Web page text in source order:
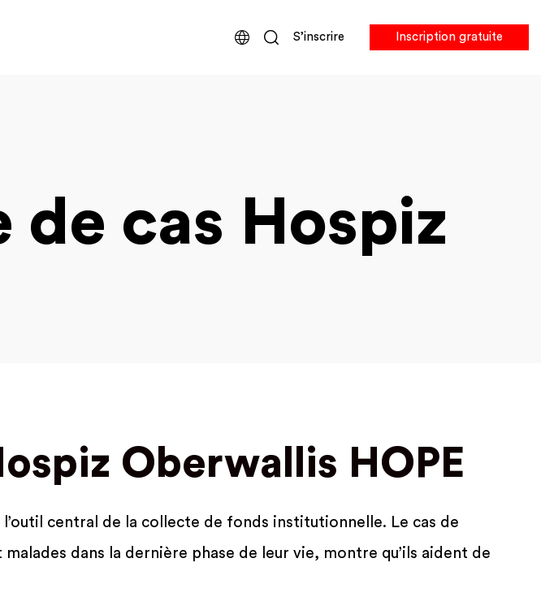
S’inscrire Inscription gratuite
de cas Hospiz
Oberwallis HOPE
central de la collecte de fonds institutionnelle. Le cas de
dans la dernière phase de leur vie, montre qu’ils aident de